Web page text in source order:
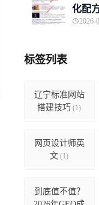
化配
2026-
标签列表
辽宁标准网站
搭建技巧 (1)
网页设计师英
文 (1)
到底值不值？